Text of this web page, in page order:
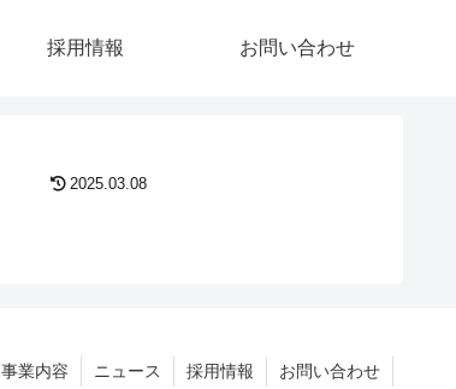
採用情報 お問い合わせ
2025.03.08
事業内容 ニュース 採用情報 お問い合わせ